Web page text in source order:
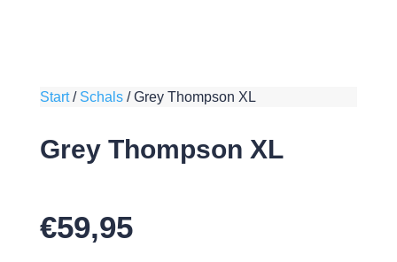
Start/ Schals/Grey Thompson XL
Grey Thompson XL
€59,95